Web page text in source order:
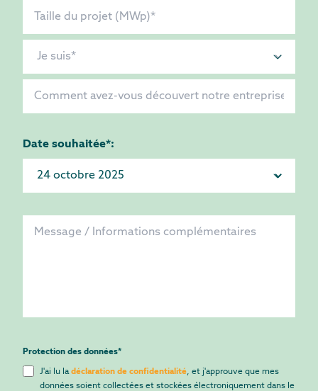
Date souhaitée*:
Protection des données*
J'ai lu ladéclaration de confidentialité, et j'approuve que mes
données soient collectées et stockées électroniquement dans le